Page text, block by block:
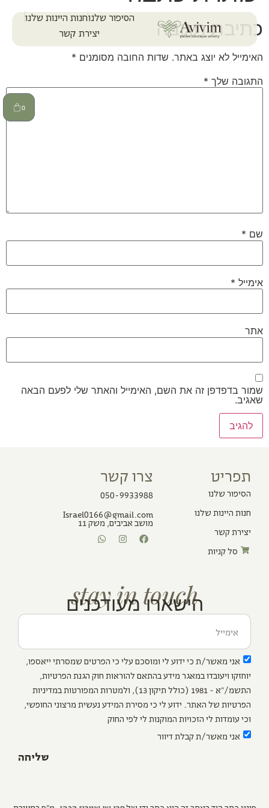
0
הסיפור שלנוחנות היינות שלנו
יצירת קשר
כתיבת תגובה
האימייל לא יוצג באתר. שדות החובה מסומנים *
התגובה שלך *
שם *
אימייל *
אתר
שמור בדפדפן זה את השם, האימייל והאתר שלי לפעם הבאה
שאגיב.
תפריט
הסיפור שלנו
חנות היינות שלנו
יצירת קשר
סל קניות
צרו קשר
050-9933988
Israel0166@gmail.com
מושב אביבים, משק 11
stay in touch
הישארו מעודכנים
אני מאשר/ת כי ידוע לי ומוסכם עלי כי הפרטים שמסרתי ייאספו,
יוחזקו ויעובדו במאגר מידע בהתאם להוראות חוק הגנת הפרטיות,
התשמ/"א - 1981 (כולל תיקון 13), ולמטרות המפורטות במדיניות
הפרטיות של האתר. ידוע לי כי מסירת המידע נעשית מרצוני החופשי,
וכי עומדות לי הזכויות המוקנות לי לפי החוק
אני מאשר/ת קבלת דיוור
שליחה